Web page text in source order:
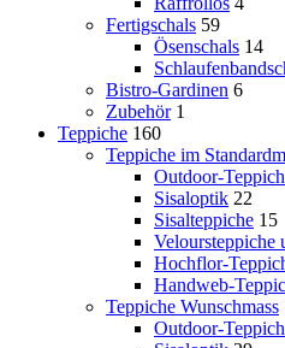
Fertigschals 59
Ösenschals 14
Bistro-Gardinen 6
Zubehör 1
Teppiche 160
Teppiche im
Outdoor-
Sisaloptik 22
Sisalteppiche 15
Veloursteppiche
Hochflor-
Handweb-
Teppiche Wunschmass
Outdoor-